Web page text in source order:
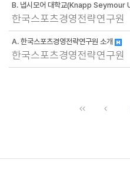
B. 냅시모어 대학교(Knapp Seymour
한국스포츠경영전략연구원
A. 한국스포츠경영전략연구원 소개
한국스포츠경영전략연구원